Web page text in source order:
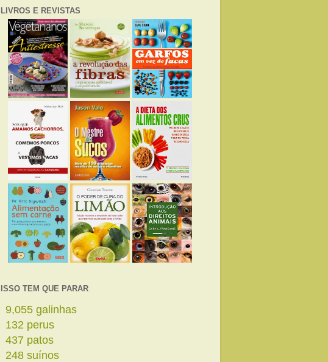
LIVROS E REVISTAS
ISSO TEM QUE PARAR
11,088 galinhas
161 perus
535 patos
303 suínos